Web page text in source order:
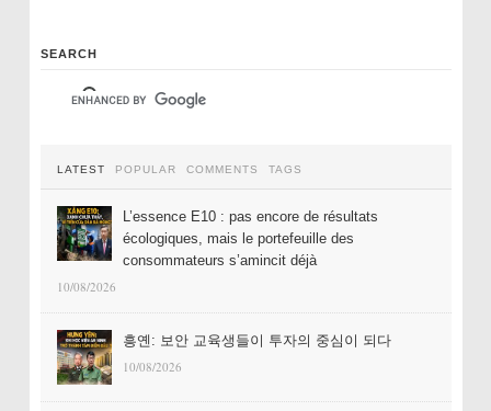
SEARCH
LATEST POPULAR COMMENTS TAGS
L’essence E10 : pas encore de résultats
écologiques, mais le portefeuille des
consommateurs s’amincit déjà
10/08/2026
흥옌: 보안 교육생들이 투자의 중심이 되다
10/08/2026